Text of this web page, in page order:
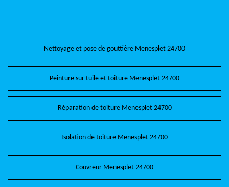
Nettoyage et pose de gouttière Menesplet 24700
Peinture sur tuile et toiture Menesplet 24700
Réparation de toiture Menesplet 24700
Isolation de toiture Menesplet 24700
Couvreur Menesplet 24700